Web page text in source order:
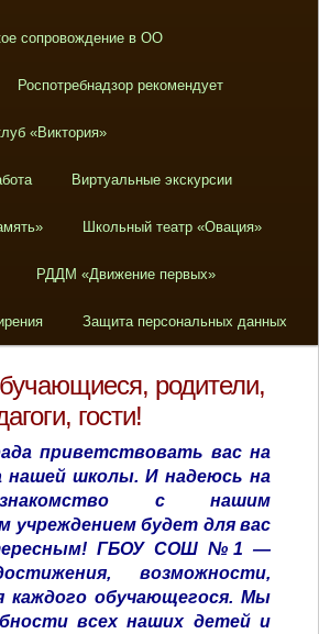
сопровождение в ОО
Роспотребнадзор рекомендует
«Виктория»
Виртуальные экскурсии
Школьный театр «Овация»
РДДМ «Движение первых»
Защита персональных данных
родители,
гости!
вас на
нашей школы. И надеюсь на
с нашим
учреждением будет для вас
ГБОУ СОШ №1 —
возможности,
каждого обучающегося. Мы
всех наших детей и